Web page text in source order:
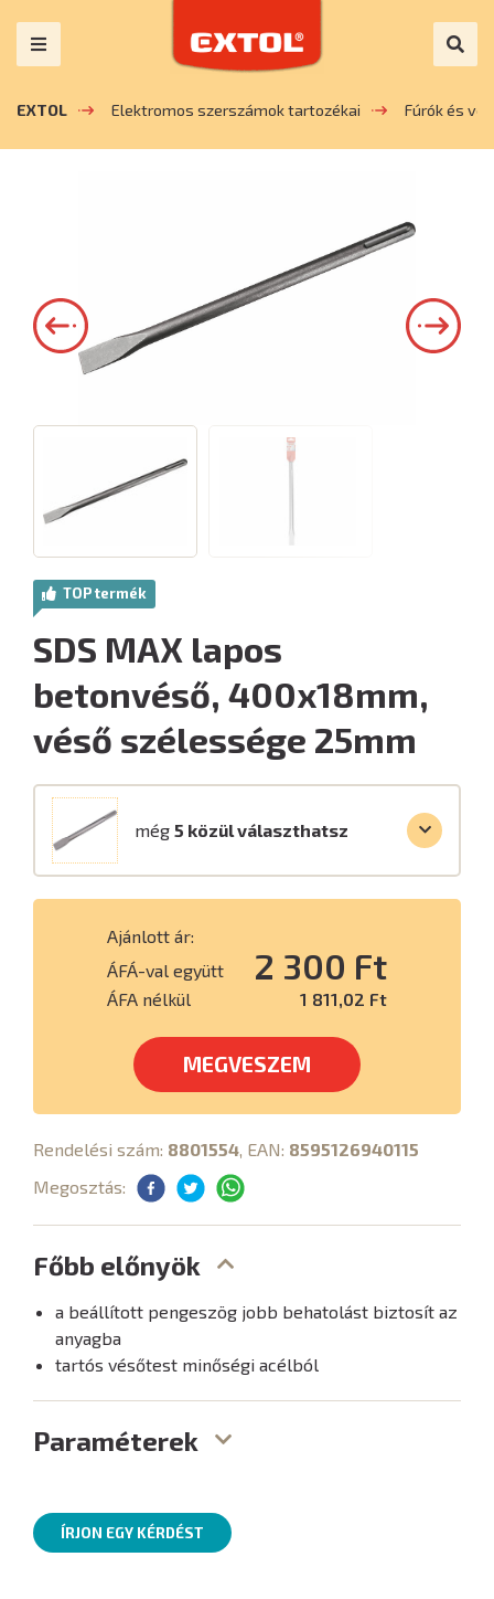
EXTOL Elektromos szerszámok tartozékai Fúrók és
TOP termék
SDS MAX lapos
betonvéső, 400x18mm,
véső szélessége 25mm
még 5 közül választhatsz
Ajánlott ár:
ÁFÁ-val együtt
2 300 Ft
ÁFA nélkül 1 811,02 Ft
MEGVESZEM
Rendelési szám: 8801554 , EAN: 8595126940115
Megosztás:
Főbb előnyök
a beállított pengeszög jobb behatolást biztosít az
anyagba
tartós vésőtest minőségi acélból
Paraméterek
ÍRJON EGY KÉRDÉST